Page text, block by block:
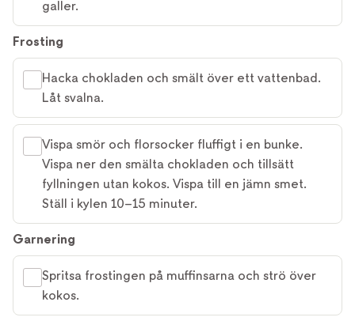
galler.
Frosting
Hacka chokladen och smält över ett vattenbad.
Låt svalna.
Vispa smör och florsocker fluffigt i en bunke.
Vispa ner den smälta chokladen och tillsätt
fyllningen utan kokos. Vispa till en jämn smet.
Ställ i kylen 10–15 minuter.
Garnering
Spritsa frostingen på muffinsarna och strö över
kokos.